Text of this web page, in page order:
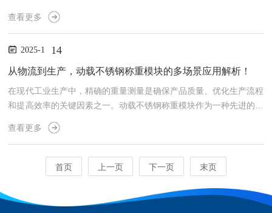
功能1.实时称重动态/静态测量：支持料斗内物料的瞬时重量和累积
重量。精度等级：0.1kg~1吨(根据传感器选型)。2.数据管理历史记
月报表及趋势图表。3.报警与控制超限报警：重量上下限阈值触发声
光报警或短信通知。自动控制：联动给料机、输送带等设备(如重量
查看更多
2025-1 14
从物流到生产，动载不锈钢称重模块的多场景应用解析！
在现代工业生产中，精确的重量测量是确保产品质量、优化生产流程
和提高效率的关键因素之一。动载不锈钢称重模块作为一种先进的重
量检测设备，以其卓越的性能和可靠性，成为了工业计量领域的革新
者。它不仅能够在动态条件下提供准确的重量数据，还能适应各种恶
一种用于测量物体重量变化的装置，特别适用于需要在运动状态下进
行重量监测的场合。这种模块通常由不锈钢材质制成，具有耐腐蚀、
耐磨损的特点，能够在潮湿、多尘等恶劣环境中长期稳定工作。其
查看更多
首页 上一页 下一页 末页